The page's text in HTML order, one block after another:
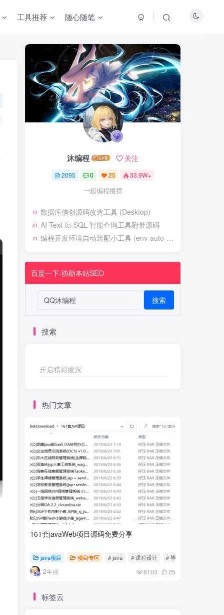
工具推荐 随心随笔
沐编程 关注
2095 0 25 33.9W+
一起编程摇摆
数据库信创源码改造工具 (Desktop)
AI Text-to-SQL 智能查询工具附带源码
编程开发环境自动装配小工具 (env-auto-setup)
百度一下-协助本站SEO
搜索
搜索
开启精彩搜索
热门文章
161套javaWeb项目源码免费分享
java项目 项目专区 # java # 课程设计 # 毕业设计
2年前 6103 25
标签云